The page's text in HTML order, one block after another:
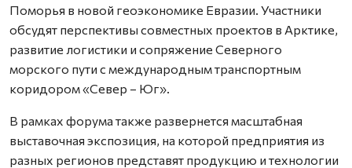
Поморья в новой геоэкономике Евразии. Участники
обсудят перспективы совместных проектов в Арктике,
развитие логистики и сопряжение Северного
морского пути с международным транспортным
коридором «Север – Юг».
В рамках форума также развернется масштабная
выставочная экспозиция, на которой предприятия из
разных регионов представят продукцию и технологии